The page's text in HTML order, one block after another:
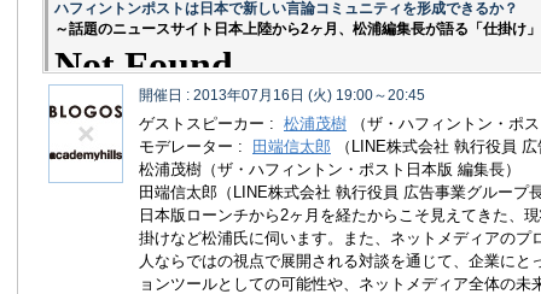
ハフィントンポストは日本で新しい言論コミュニティを形成できるか？
～話題のニュースサイト日本上陸から2ヶ月、松浦編集長が語る「仕掛け
開催日 : 2013年07月16日 (火) 19:00～20:45
ゲストスピーカー : 松浦茂樹 （ザ・ハフィントン・ポ
モデレーター :
田端信太郎 （LINE株式会社 執行役員
松浦茂樹（ザ・ハフィントン・ポスト日本版 編集長）
田端信太郎（LINE株式会社 執行役員 広告事業グループ
日本版ローンチから2ヶ月を経たからこそ見えてきた、
掛けなど松浦氏に伺います。また、ネットメディアのプ
人ならではの視点で展開される対談を通じて、企業にと
ョンツールとしての可能性や、ネットメディア全体の未